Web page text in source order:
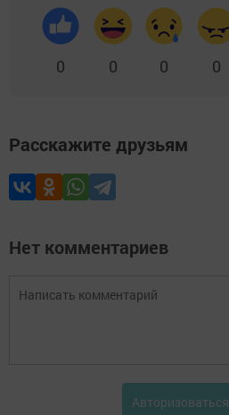
0 0 0 0
Расскажите друзьям
Нет комментариев
Авторизоваться